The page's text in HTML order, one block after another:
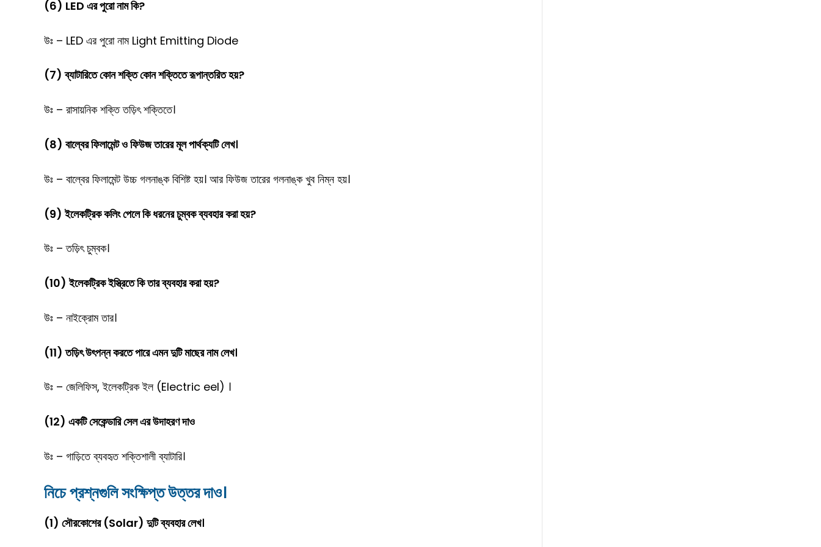
(6) LED এর পুরো নাম কি?
উঃ – LED এর পুরো নাম Light Emitting Diode
(7) ব্যাটারিতে কোন শক্তি কোন শক্তিতে রূপান্তরিত হয়?
উঃ – রাসায়নিক শক্তি তড়িৎ শক্তিতে।
(8) বাল্বের ফিলামেন্ট ও ফিউজ তারের মূল পার্থক্যটি লেখ।
উঃ – বাল্বের ফিলামেন্ট উচ্চ গলনাঙ্ক বিশিষ্ট হয়। আর ফিউজ তারের গলনাঙ্ক খুব নিম্ন হয়।
(9) ইলেকট্রিক কলিং পেলে কি ধরনের চুম্বক ব্যবহার করা হয়?
উঃ – তড়িৎ চুম্বক।
(10) ইলেকট্রিক ইস্ত্রিতে কি তার ব্যবহার করা হয়?
উঃ – নাইক্রোম তার।
(11) তড়িৎ উৎপন্ন করতে পারে এমন দুটি মাছের নাম লেখ।
উঃ – জেলিফিস, ইলেকট্রিক ইল (Electric eel) ।
(12) একটি সেকেন্ডারি সেল এর উদাহরণ দাও
উঃ – গাড়িতে ব্যবহৃত শক্তিশালী ব্যাটারি।
নিচে প্রশ্নগুলি সংক্ষিপ্ত উত্তর দাও।
(1) সৌরকোশের (Solar) দুটি ব্যবহার লেখ।